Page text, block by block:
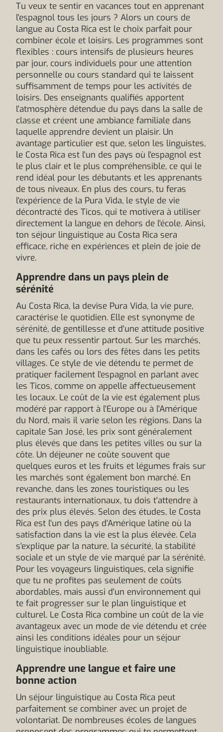
Tu veux te sentir en vacances tout en apprenant
l'espagnol tous les jours ? Alors un cours de
langue au Costa Rica est le choix parfait pour
combiner école et loisirs. Les programmes sont
flexibles : cours intensifs de plusieurs heures
par jour, cours individuels pour une attention
personnelle ou cours standard qui te laissent
suffisamment de temps pour les activités de
loisirs. Des enseignants qualifiés apportent
l'atmosphère détendue du pays dans la salle de
classe et créent une ambiance familiale dans
laquelle apprendre devient un plaisir. Un
avantage particulier est que, selon les linguistes,
le Costa Rica est l'un des pays où l'espagnol est
le plus clair et le plus compréhensible, ce qui le
rend idéal pour les débutants et les apprenants
de tous niveaux. En plus des cours, tu feras
l'expérience de la Pura Vida, le style de vie
décontracté des Ticos, qui te motivera à utiliser
directement la langue en dehors de l'école. Ainsi,
ton séjour linguistique au Costa Rica sera
efficace, riche en expériences et plein de joie de
vivre.
Apprendre dans un pays plein de
sérénité
Au Costa Rica, la devise Pura Vida, la vie pure,
caractérise le quotidien. Elle est synonyme de
sérénité, de gentillesse et d'une attitude positive
que tu peux ressentir partout. Sur les marchés,
dans les cafés ou lors des fêtes dans les petits
villages. Ce style de vie détendu te permet de
pratiquer facilement l'espagnol en parlant avec
les Ticos, comme on appelle affectueusement
les locaux. Le coût de la vie est également plus
modéré par rapport à l'Europe ou à l'Amérique
du Nord, mais il varie selon les régions. Dans la
capitale San José, les prix sont généralement
plus élevés que dans les petites villes ou sur la
côte. Un déjeuner ne coûte souvent que
quelques euros et les fruits et légumes frais sur
les marchés sont également bon marché. En
revanche, dans les zones touristiques ou les
restaurants internationaux, tu dois t'attendre à
des prix plus élevés. Selon des études, le Costa
Rica est l'un des pays d'Amérique latine où la
satisfaction dans la vie est la plus élevée. Cela
s'explique par la nature, la sécurité, la stabilité
sociale et un style de vie marqué par la sérénité.
Pour les voyageurs linguistiques, cela signifie
que tu ne profites pas seulement de coûts
abordables, mais aussi d'un environnement qui
te fait progresser sur le plan linguistique et
culturel. Le Costa Rica combine un coût de la vie
avantageux avec un mode de vie détendu et crée
ainsi les conditions idéales pour un séjour
linguistique inoubliable.
Apprendre une langue et faire une
bonne action
Un séjour linguistique au Costa Rica peut
parfaitement se combiner avec un projet de
volontariat. De nombreuses écoles de langues